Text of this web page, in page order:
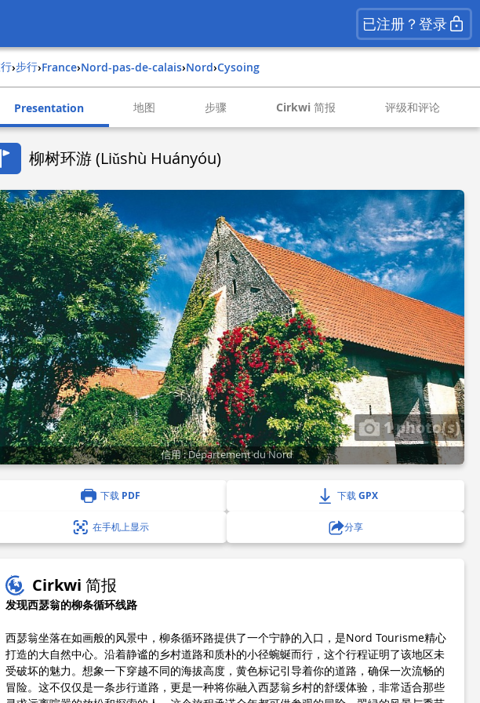
已注册？登录
旅行› 步行› france› nord-pas-de-calais› nord› cysoing
Presentation 地图 步骤 Cirkwi 简报 评级和评论
柳树环游 (Liǔshù Huányóu)
1 photo(s)
信用 : Département du Nord
下载 PDF 下载 GPX
在手机上显示 分享
Cirkwi 简报
发现西瑟翁的柳条循环线路
西瑟翁坐落在如画般的风景中，柳条循环路提供了一个宁静的入口，是Nord Tourisme精心
打造的大自然中心。沿着静谧的乡村道路和质朴的小径蜿蜒而行，这个行程证明了该地区未
受破坏的魅力。想象一下穿越不同的海拔高度，黄色标记引导着你的道路，确保一次流畅的
冒险。这不仅仅是一条步行道路，更是一种将你融入西瑟翁乡村的舒缓体验，非常适合那些